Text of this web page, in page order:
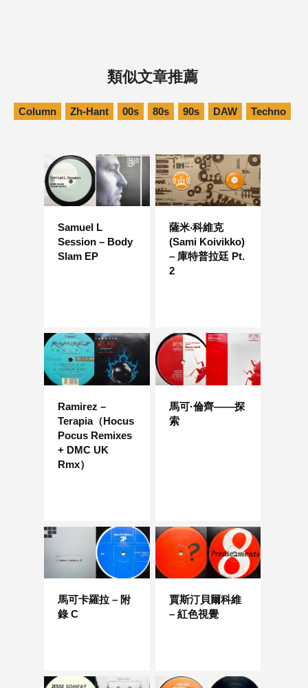
類似文章推薦
Column Zh-Hant 00s 80s 90s DAW Techno
Samuel L
Session – Body
Slam EP
薩米‧科維克
(Sami Koivikko)
– 庫特普拉廷 Pt.
2
Ramirez –
Terapia（Hocus
Pocus Remixes
+ DMC UK
Rmx）
馬可·倫齊——探
索
馬可卡羅拉 – 附
錄 C
賈斯汀貝爾科維
– 紅色視覺